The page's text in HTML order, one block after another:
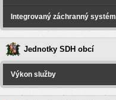
Integrovaný záchranný systém
Jednotky SDH obcí
Výkon služby